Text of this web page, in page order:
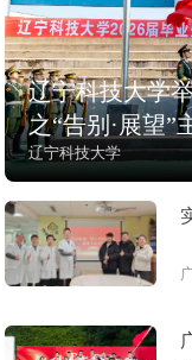
辽宁科技大学
之“告别·展望”
辽宁科技大学